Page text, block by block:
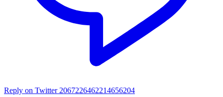
Reply on Twitter 2067226462214656204